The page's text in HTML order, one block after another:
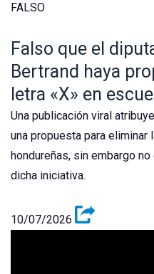
FALSO
Falso que el
Bertrand haya
letra «X» en
Una publicación viral
una propuesta para eliminar
hondureñas, sin embargo
dicha iniciativa.
10/07/2026